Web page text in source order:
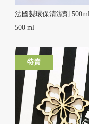
法國製環保清潔劑 500ml
500 ml
特賣